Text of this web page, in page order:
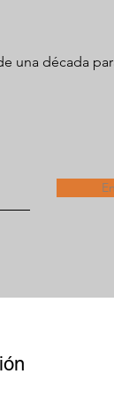
una década